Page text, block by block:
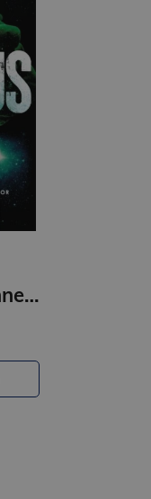
Ruckus : #2 Sinners of Saint series